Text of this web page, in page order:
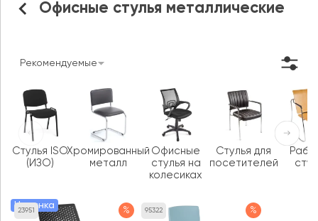
Офисные стулья металлические
Рекомендуемые
23951
Новинка % 95322 %
Стулья ISO
(ИЗО)
Хромированный
металл
Офисные
стулья на
колесиках
Стулья для
посетителей